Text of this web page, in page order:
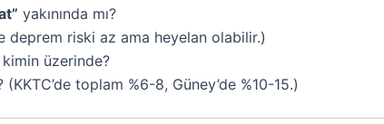
yakınında mı?
deprem riski az ama heyelan olabilir.)
üzerinde?
(KKTC’de toplam %6-8, Güney’de %10-15.)